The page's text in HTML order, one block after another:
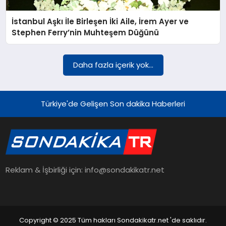
YAŞAM
EKONOMI
EĞITIM
OTOMOBIL
İstanbul Aşkı İle Birleşen İki Aile, İrem Ayer ve
Stephen Ferry’nin Muhteşem Düğünü
Daha fazla içerik yok...
Türkiye'de Gelişen Son dakika Haberleri
Reklam & İşbirliği için: info@sondakikatr.net
Copyright © 2025 Tüm hakları Sondakikatr.net 'de saklıdır.